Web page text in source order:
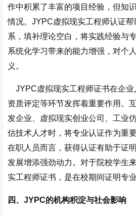
作中积累了丰富的项目经验，但知
情况。JYPC虚拟现实工程师认证
系，填补理论空白，将实践经验与
系统化学习带来的能力增强，对个
义。
JYPC虚拟现实工程师证书在企业
资质评定等环节发挥着重要作用。
发企业、虚拟现实创业公司、工业
估技术人才时，将专业认证作为重
在职人员而言，获得认证有助于证
发展增添强劲动力。对于院校学生
实工程师证书，是在校期间证明专
四、JYPC的机构积淀与社会影响